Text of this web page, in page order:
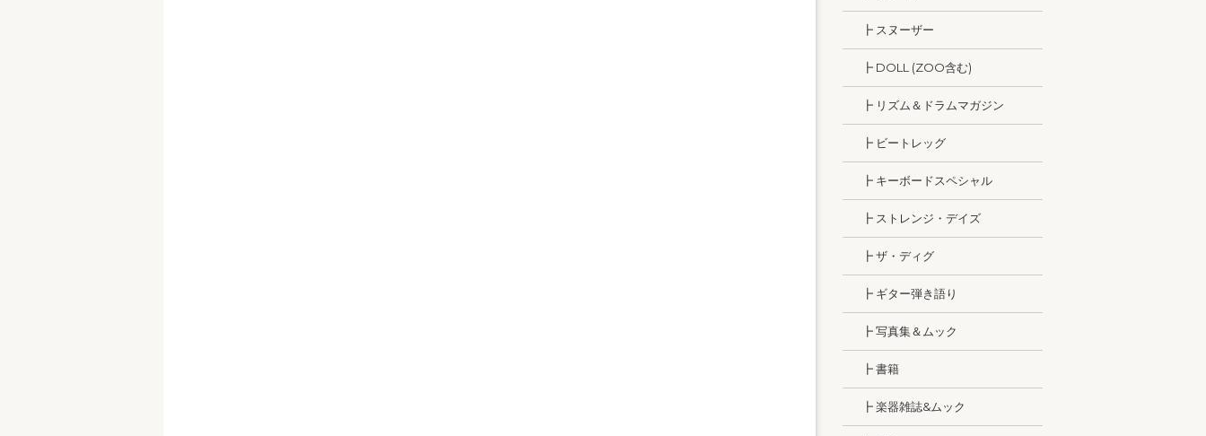
┣ スヌーザー
┣ DOLL (ZOO含む)
┣ リズム＆ドラムマガジン
┣ ビートレッグ
┣ キーボードスペシャル
┣ ストレンジ・デイズ
┣ ザ・ディグ
┣ ギター弾き語り
┣ 写真集＆ムック
┣ 書籍
┣ 楽器雑誌&ムック